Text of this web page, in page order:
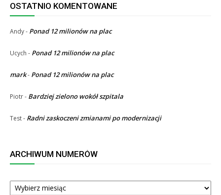
OSTATNIO KOMENTOWANE
Andy- Ponad 12 milionów na plac
Ucych - Ponad 12 milionów na plac
mark- Ponad 12 milionów na plac
Piotr- Bardziej zielono wokół szpitala
Test- Radni zaskoczeni zmianami po modernizacji
ARCHIWUM NUMERÓW
ARCHIWUM
NUMERÓW